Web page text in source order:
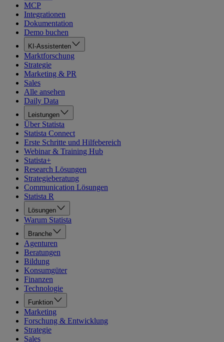
MCP
Integrationen
Dokumentation
Demo buchen
KI-Assistenten
Marktforschung
Strategie
Marketing & PR
Sales
Alle ansehen
Daily Data
Leistungen
Über Statista
Statista Connect
Erste Schritte und Hilfebereich
Webinar & Training Hub
Statista+
Research Lösungen
Strategieberatung
Communication Lösungen
Statista R
Lösungen
Warum Statista
Branche
Agenturen
Beratungen
Bildung
Konsumgüter
Finanzen
Technologie
Funktion
Marketing
Forschung & Entwicklung
Strategie
Sales